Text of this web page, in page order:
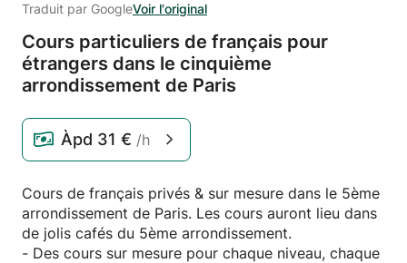
Traduit par GoogleVoir l'original
Cours particuliers de français pour
étrangers dans le cinquième
arrondissement de Paris
Àpd 31 € /h
Cours de français privés & sur mesure dans le 5ème
arrondissement de Paris. Les cours auront lieu dans
de jolis cafés du 5ème arrondissement.
- Des cours sur mesure pour chaque niveau, chaque